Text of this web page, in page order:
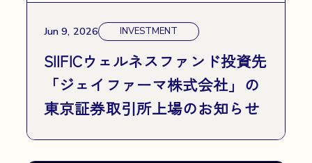
Jun 9, 2026 INVESTMENT
SIIFICウェルネスファンド投資先
「ジェイファーマ株式会社」の
東京証券取引所上場のお知らせ